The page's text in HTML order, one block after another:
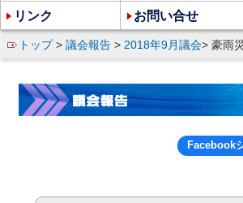
トップ> 議会報告 > 2018年9月議会> 豪雨災害での源蔵池の対策、西陵中・脇山での土砂
Facebook
リンク お問い合せ